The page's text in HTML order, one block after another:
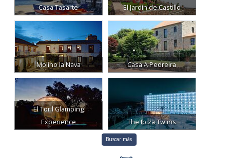
Casa Tasarte El Jardín de Castillo
Molino la Nava Casa A Pedreira
El Toril Glamping
Experience
The Ibiza Twiins
Buscar más